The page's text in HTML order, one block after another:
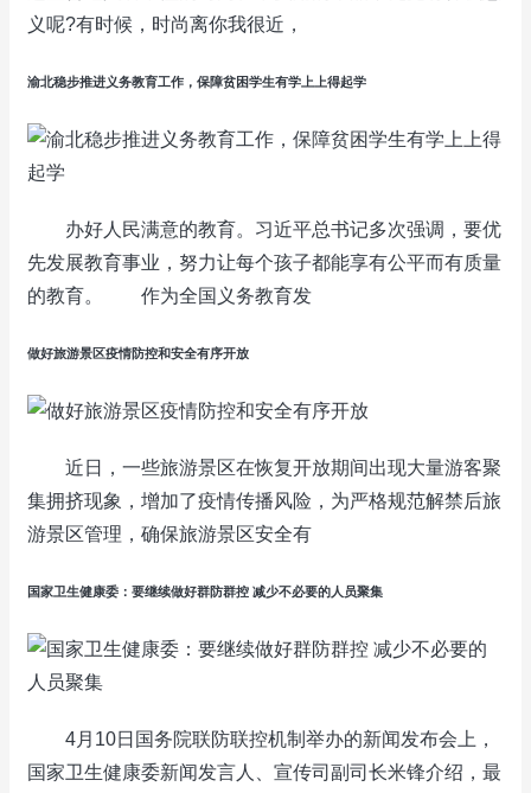
义呢?有时候，时尚离你我很近，
渝北稳步推进义务教育工作，保障贫困学生有学上上得起学
办好人民满意的教育。习近平总书记多次强调，要优
先发展教育事业，努力让每个孩子都能享有公平而有质量
的教育。 作为全国义务教育发
做好旅游景区疫情防控和安全有序开放
近日，一些旅游景区在恢复开放期间出现大量游客聚
集拥挤现象，增加了疫情传播风险，为严格规范解禁后旅
游景区管理，确保旅游景区安全有
国家卫生健康委：要继续做好群防群控 减少不必要的人员聚集
4月10日国务院联防联控机制举办的新闻发布会上，
国家卫生健康委新闻发言人、宣传司副司长米锋介绍，最